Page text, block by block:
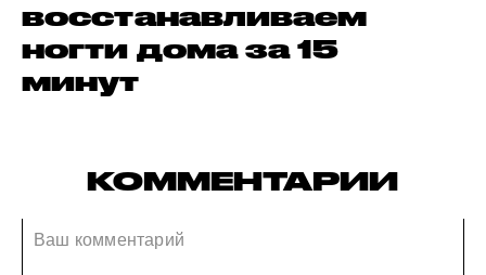
восстанавливаем
ногти дома за 15
минут
КОММЕНТАРИИ